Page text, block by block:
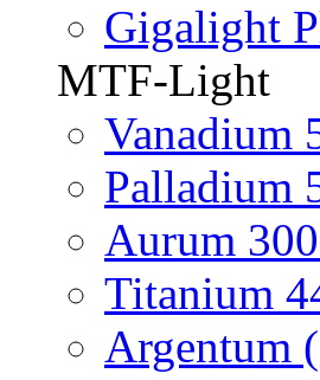
Gigalight
MTF-Light
Vanadium
Palladium
Aurum
Titanium
Argentum